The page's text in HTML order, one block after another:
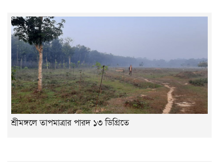
শ্রীমঙ্গলে তাপমাত্রার পারদ ১৩ ডিগ্রিতে